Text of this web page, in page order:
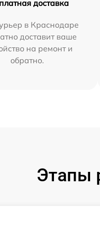
доставка
в Краснодаре
доставит ваше
на ремонт и
обратно.
Этапы